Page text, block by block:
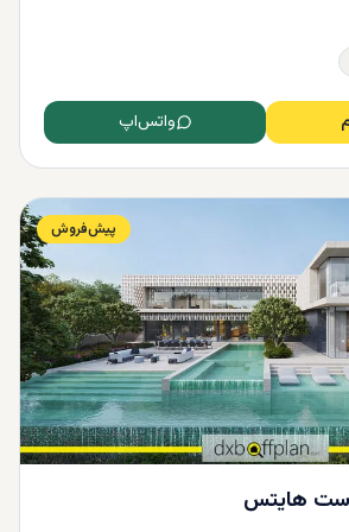
دریا ساخته می‌شوند و حسی از زندگی در
شما القا می‌کنند.
همچون استخر اختصاصی، اتاق‌های
بزرگ، سیستم هوشمند خانه و امنیت ۲۴ ساعته را ارائه می‌دهند.
زندگی خانوادگی ایده‌آل، گزینه‌ای عالی برای
ایجاد کرده است.
خرید ملک در جزیره
چه ویلا باشد یا آپارتمان نیازمند
آگاهی از قوانین املاک در امارات است. در
و کاربردی از مهم‌ترین نکاتی که باید
آورده شده است:
واتس‌اپ
پیش‌فروش
وست هایتس